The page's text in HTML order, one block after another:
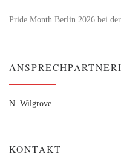
Pride Month Berlin 2026 bei
N. Wilgrove
KONTAKT